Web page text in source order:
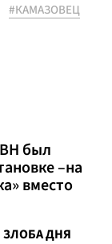
#КАМАЗОВЕЦ
был
–на
вместо
ЗЛОБА ДНЯ